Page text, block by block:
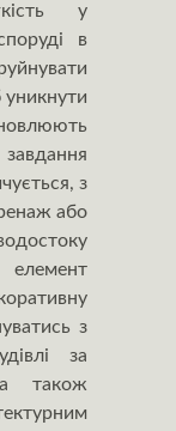
у
в
з
або
елемент
з
за
а також